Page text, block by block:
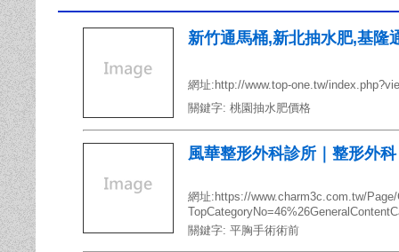
新竹通馬桶,新北抽水肥,基隆
網址:http://www.top-one.tw/
關鍵字: 桃園抽水肥價格
風華整形外科診所｜整形外
網址:https://www.charm3c.com.tw/
關鍵字: 平胸手術術前